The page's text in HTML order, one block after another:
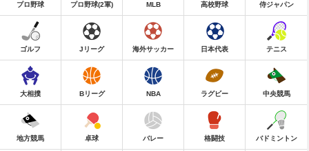
プロ野球 プロ野球(2軍) MLB 高校野球 侍ジャパン
ゴルフ Jリーグ 海外サッカー 日本代表 テニス
大相撲 Bリーグ NBA ラグビー 中央競馬
地方競馬 卓球 バレー 格闘技 バドミントン